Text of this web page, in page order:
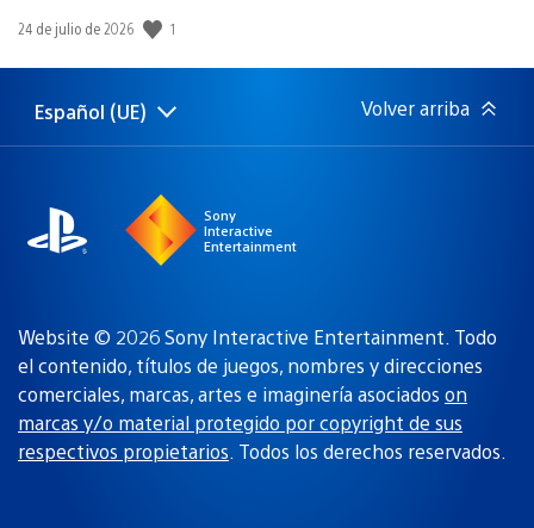
Fecha
publicación:
24 de julio de 2026 1
Selecciona
una
Región
actual:
Español (UE) Volver arriba
Sony
Interactive
Entertainment
Website © 2026 Sony Interactive Entertainment. Todo
el contenido, títulos de juegos, nombres y direcciones
comerciales, marcas, artes e imaginería asociados on
marcas y/o material protegido por copyright de sus
respectivos propietarios. Todos los derechos reservados.